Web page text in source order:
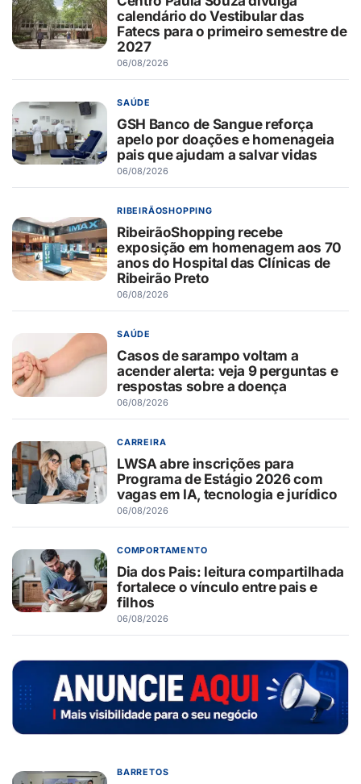
calendário do Vestibular das
Fatecs para o primeiro semestre de
2027
06/08/2026
SAÚDE
GSH Banco de Sangue reforça
apelo por doações e homenageia
pais que ajudam a salvar vidas
06/08/2026
RIBEIRÃOSHOPPING
RibeirãoShopping recebe
exposição em homenagem aos 70
anos do Hospital das Clínicas de
Ribeirão Preto
06/08/2026
SAÚDE
Casos de sarampo voltam a
acender alerta: veja 9 perguntas e
respostas sobre a doença
06/08/2026
CARREIRA
LWSA abre inscrições para
Programa de Estágio 2026 com
vagas em IA, tecnologia e jurídico
06/08/2026
COMPORTAMENTO
Dia dos Pais: leitura compartilhada
fortalece o vínculo entre pais e
filhos
06/08/2026
BARRETOS